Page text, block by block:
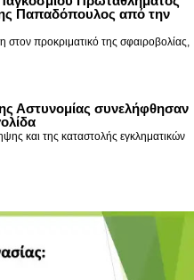
Παπαδόπουλος από την
στον προκριματικό της σφαιροβολίας,
Αστυνομίας συνελήφθησαν
και της καταστολής εγκληματικών